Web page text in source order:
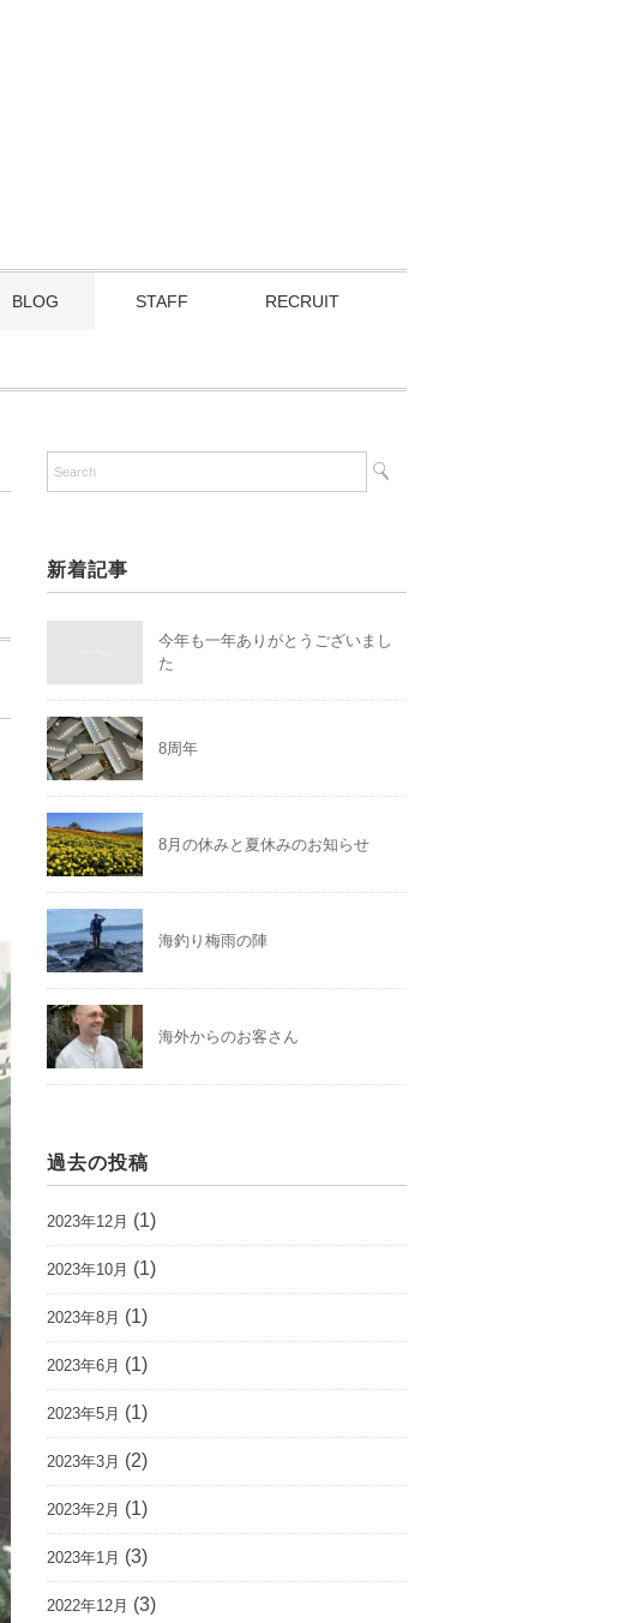
BLOG STAFF RECRUIT
新着記事
今年も一年ありがとうございまし
た
8周年
8月の休みと夏休みのお知らせ
海釣り梅雨の陣
海外からのお客さん
過去の投稿
2023年12月 (1)
2023年10月 (1)
2023年8月 (1)
2023年6月 (1)
2023年5月 (1)
2023年3月 (2)
2023年2月 (1)
2023年1月 (3)
2022年12月 (3)